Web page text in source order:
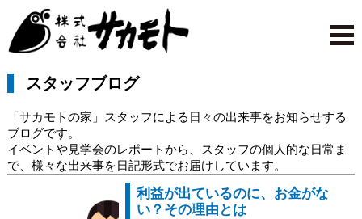
スタッフブログ
「サカモトの家」スタッフによる日々の出来事をお知らせする
ブログです。
イベントや見学会のレポートから、スタッフの個人的な日常ま
で、様々な出来事を日記形式でお届けしています。
利益が出ているのに、お金がな
い？その理由とは